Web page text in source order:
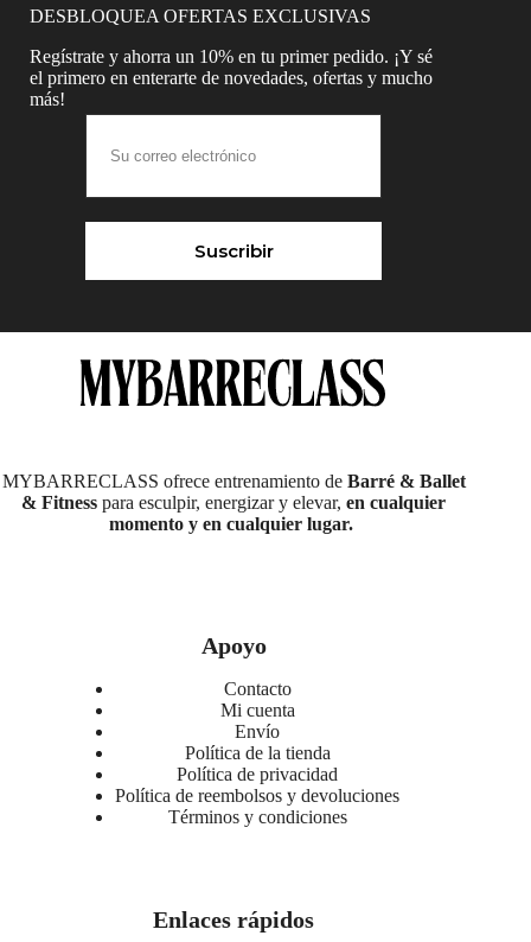
DESBLOQUEA OFERTAS EXCLUSIVAS
Regístrate y ahorra un 10% en tu primer pedido. ¡Y sé
el primero en enterarte de novedades, ofertas y mucho
más!
Suscribir
MYBARRECLASS ofrece entrenamiento deBarré & Ballet
& Fitness para esculpir, energizar y elevar,en cualquier
momento y en cualquier lugar.
Apoyo
Contacto
Mi cuenta
Envío
Política de la tienda
Política de privacidad
Política de reembolsos y devoluciones
Términos y condiciones
Enlaces rápidos